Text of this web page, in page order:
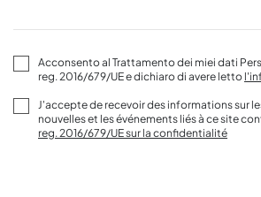
Acconsento al Trattamento dei miei dati
reg. 2016/679/UE e dichiaro di avere letto
J'accepte de recevoir des informations sur
nouvelles et les événements liés à ce site
reg. 2016/679/UE sur la confidentialité